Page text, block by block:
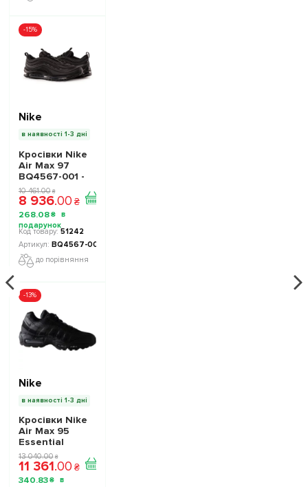
-15%
Nike
в наявності 1-3 дні
Кросівки Nike
Air Max 97
BQ4567-001 -
Офіційна
Продукція
10 461.00 ₴
8 936.00 ₴
268.08 ₴
51242
BQ4567-001
до порівняння
-13%
Nike
в наявності 1-3 дні
Кросівки Nike
Air Max 95
Essential
CI3705-001 -
Офіційна
Продукція
13 040.00 ₴
11 361.00 ₴
340.83 ₴